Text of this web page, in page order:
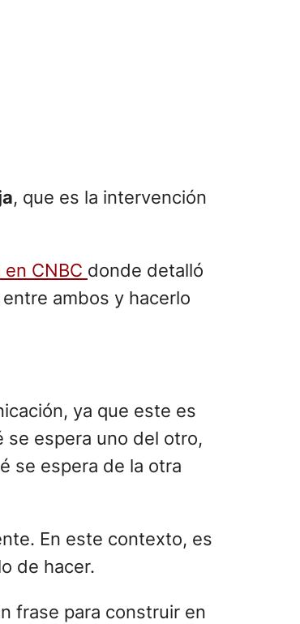
, que es la intervención
CNBC donde detalló
ambos y hacerlo
ya que este es
se espera uno del otro,
se espera de la otra
En este contexto, es
de hacer.
frase para construir en